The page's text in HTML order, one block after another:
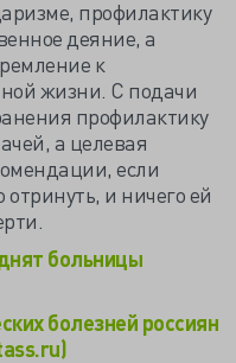
профилактику
деяние, а
к
жизни. С подачи
профилактику
а целевая
если
и ничего ей
больницы
болезней россиян